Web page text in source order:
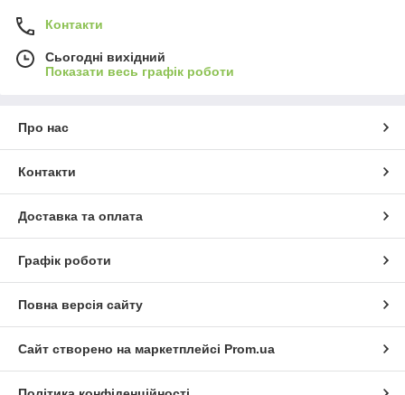
Контакти
Сьогодні вихідний
Показати весь графік роботи
Про нас
Контакти
Доставка та оплата
Графік роботи
Повна версія сайту
Сайт створено на маркетплейсі Prom.ua